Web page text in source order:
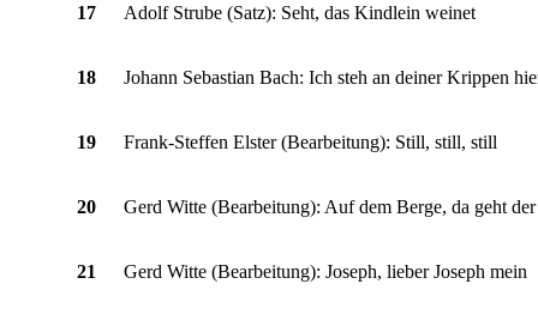
17 Adolf Strube (Satz): Seht, das Kindlein weinet
18 Johann Sebastian Bach: Ich steh an deiner Krippen
19 Frank-Steffen Elster (Bearbeitung): Still, still, still
20 Gerd Witte (Bearbeitung): Auf dem Berge, da geht
21 Gerd Witte (Bearbeitung): Joseph, lieber Joseph mein